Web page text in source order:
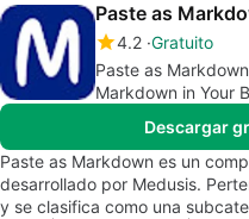
Paste as
4.2 Gratuito
Paste as
Markdown in Your
Descargar
Paste as Markdown es un
desarrollado por Medusis.
y se clasifica como una